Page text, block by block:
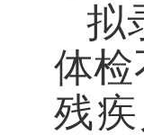
拟
体检
残